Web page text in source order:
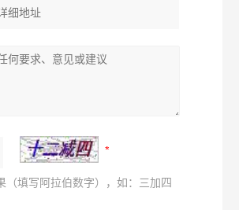
（填写阿拉伯数字），如：三加四